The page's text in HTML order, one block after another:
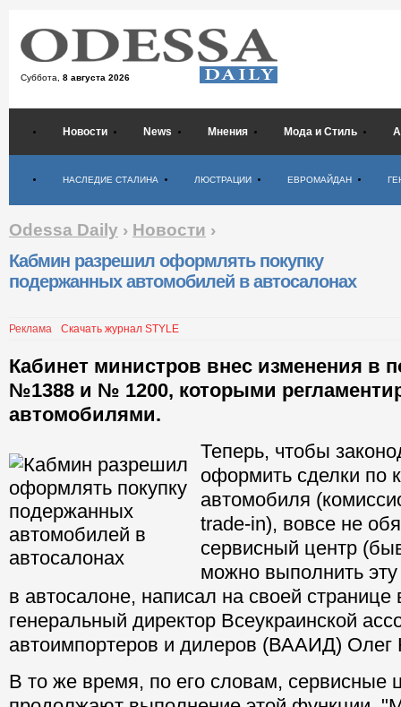
Суббота, 8 августа 2026
Новости News Мнения Мода и Стиль
НАСЛЕДИЕ СТАЛИНА ЛЮСТРАЦИИ ЕВРОМАЙДАН
Odessa Daily › Новости ›
Кабмин разрешил оформлять покупку
подержанных автомобилей в автосалонах
Реклама Скачать журнал STYLE
Кабинет министров внес изменения в
№1388 и № 1200, которыми
автомобилями.
Теперь, чтобы
оформить сделки по
автомобиля
trade-in), вовсе не
сервисный центр
можно выполнить
в автосалоне, написал на своей странице
генеральный директор Всеукраинской
автоимпортеров и дилеров (ВААИД) Олег
В то же время, по его словам,